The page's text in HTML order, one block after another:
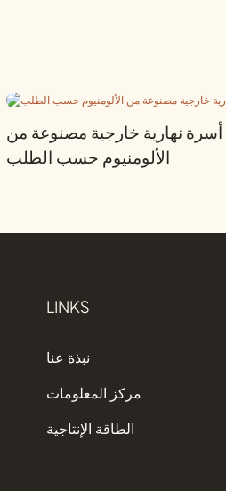
أسرة نهارية خارجية مصنوعة من
الألومنيوم حسب الطلب
LINKS
نبذة عنا
مركز المعلومات
الطاقة الإنتاجية